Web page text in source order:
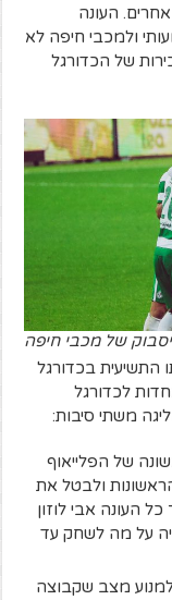
העונה
ולמכבי חיפה לא
של הכדורגל
של מכבי חיפה
התשיעית בכדורגל
לכדורגל
משתי סיבות:
של הפלייאוף
הראשונות ולבטל את
כל העונה אבי לוזון
על מה לשחק עד
למנוע מצב שקבוצה